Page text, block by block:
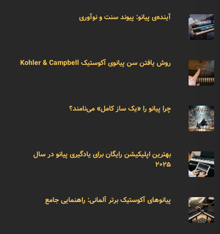
آینده‌ی پیانو: پیوند سنت و نوآوری
روش یافتن سن پیانوی آکوستیک Kohler & Campbell
چرا پیانو را «یک ساز کامل» می‌نامند؟
بهترین اپلیکیشن رایگان برای یادگیری پیانو در سال
۲۰۲۵
پیانوهای آکوستیک برتر آلمانی: راهنمایی جامع